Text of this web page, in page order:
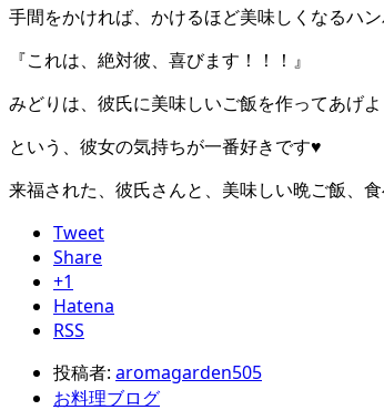
手間をかければ、かけるほど美味しくなるハン
『これは、絶対彼、喜びます！！！』
みどりは、彼氏に美味しいご飯を作ってあげ
という、彼女の気持ちが一番好きです♥
来福された、彼氏さんと、美味しい晩ご飯、
Tweet
Share
+1
Hatena
RSS
投稿者: aromagarden505
お料理ブログ